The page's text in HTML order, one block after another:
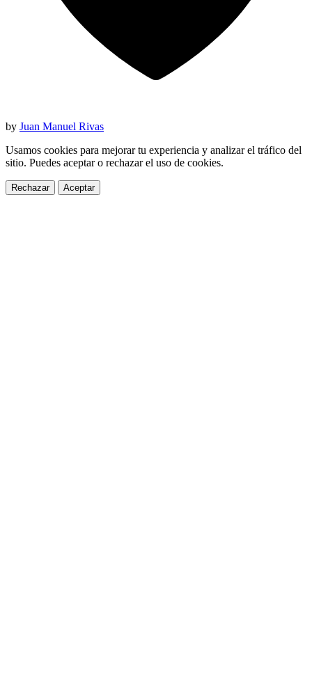
by Juan Manuel Rivas
Usamos cookies para mejorar tu experiencia y analizar el tráfico del
sitio. Puedes aceptar o rechazar el uso de cookies.
Rechazar Aceptar